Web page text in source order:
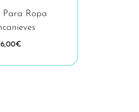
Para Ropa
€